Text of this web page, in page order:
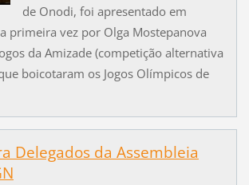
de Onodi, foi apresentado em
primeira vez por Olga Mostepanova
da Amizade (competição alternativa
boicotaram os Jogos Olímpicos de
Delegados da Assembleia